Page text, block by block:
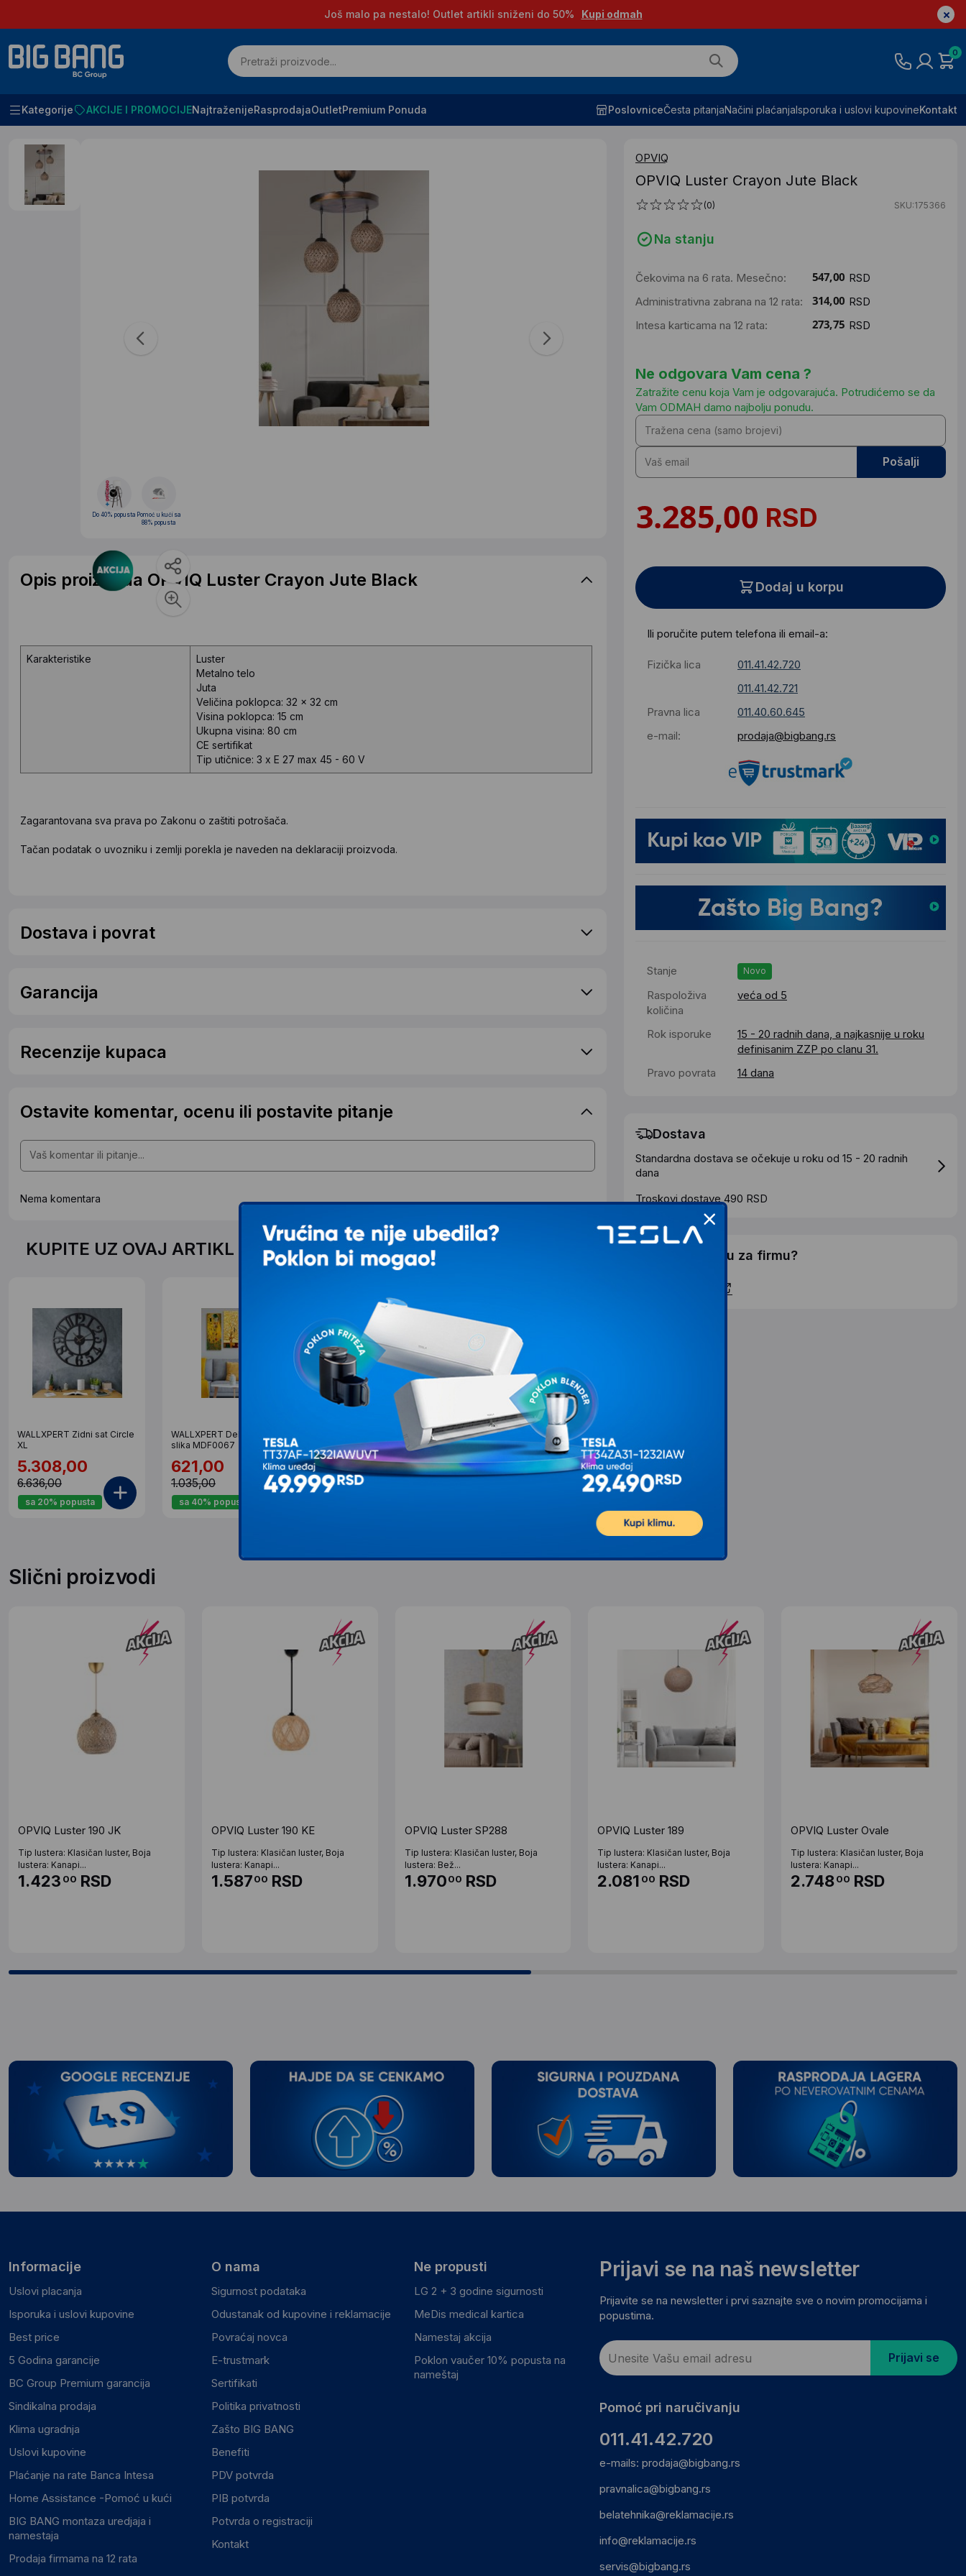
Još malo pa nestalo! Outlet artikli sniženi do 50% Kupi odmah
0
Kategorije AKCIJE I PROMOCIJENajtraženijeRasprodajaOutletPremium Ponuda PoslovniceČesta pitanjaNačini plaćanjaIsporuka i uslovi kupovineKontakt
Početna SVE ZA KUĆU I KANCELARIJU Lusteri
OPVIQ
OPVIQ Luster Crayon Jute Black
(0) SKU:175366
Na stanju
Čekovima na 6 rata. Mesečno:
RSD
Administrativna zabrana na 12 rata:
RSD
Intesa karticama na 12 rata:
RSD
Ne odgovara Vam cena ?
Zatražite cenu koja Vam je odgovarajuća. Potrudićemo se da
Vam ODMAH damo najbolju ponudu.
Pošalji
RSD
Dodaj u korpu
Ili poručite putem telefona ili email-a:
Fizička lica
011.41.42.720
011.41.42.721
Pravna lica
011.40.60.645
e-mail:
prodaja@bigbang.rs
Stanje Novo
Raspoloživa
količina
veća od 5
Rok isporuke
15 - 20 radnih dana, a najkasnije u roku
definisanim ZZP po clanu 31.
Pravo povrata
14 dana
Dostava
Standardna dostava se očekuje u roku od 15 - 20 radnih
dana
Troskovi dostave 490 RSD
Želite li ponudu za firmu?
Do 40% popusta Pomoć u kući sa
88% popusta
Opis proizvoda OPVIQ Luster Crayon Jute Black
Karakteristike
Luster
Metalno telo
Juta
Veličina poklopca: 32 x 32 cm
Visina poklopca: 15 cm
Ukupna visina: 80 cm
CE sertifikat
Tip utičnice: 3 x E 27 max 45 - 60 V
Zagarantovana sva prava po Zakonu o zaštiti potrošača.
Tačan podatak o uvozniku i zemlji porekla je naveden na deklaraciji proizvoda.
Dostava i povrat
Garancija
Recenzije kupaca
Ostavite komentar, ocenu ili postavite pitanje
Nema komentara
KUPITE UZ OVAJ ARTIKL PO SPECIJALNOJ CENI
WALLXPERT Zidni sat Circle
XL
5.308,00
6.636,00
sa 20% popusta
WALLXPERT Dekorativna
slika MDF0067
621,00
1.035,00
sa 40% popusta
OPVIQ Podna lampa AYD
2806
1.892,00
2.365,00
OPVIQ Podna lampa 115
1.897,00
2.372,00
Slični proizvodi
OPVIQ Luster 190 JK
Tip lustera: Klasičan luster, Boja
lustera: Kanapi...
1.423 00 RSD
OPVIQ Luster 190 KE
Tip lustera: Klasičan luster, Boja
lustera: Kanapi...
1.58700 RSD
OPVIQ Luster SP288
Tip lustera: Klasičan luster, Boja
lustera: Bež...
1.97000 RSD
OPVIQ Luster 189
Tip lustera: Klasičan luster, Boja
lustera: Kanapi...
2.081 00 RSD
OPVIQ Luster Ovale
Tip lustera: Klasičan luster, Boja
lustera: Kanapi...
2.74800 RSD
Informacije
Uslovi placanja
Isporuka i uslovi kupovine
Best price
5 Godina garancije
BC Group Premium garancija
Sindikalna prodaja
Klima ugradnja
Uslovi kupovine
Plaćanje na rate Banca Intesa
Home Assistance -Pomoć u kući
BIG BANG montaza uredjaja i
namestaja
Prodaja firmama na 12 rata
O nama
Sigurnost podataka
Odustanak od kupovine i reklamacije
Povraćaj novca
E-trustmark
Sertifikati
Politika privatnosti
Zašto BIG BANG
Benefiti
PDV potvrda
PIB potvrda
Potvrda o registraciji
Kontakt
Ne propusti
LG 2 + 3 godine sigurnosti
MeDis medical kartica
Namestaj akcija
Poklon vaučer 10% popusta na
nameštaj
Prijavi se na naš newsletter
Prijavite se na newsletter i prvi saznajte sve o novim promocijama i
popustima.
Prijavi se
Pomoć pri naručivanju
011.41.42.720
e-mails: prodaja@bigbang.rs
pravnalica@bigbang.rs
belatehnika@reklamacije.rs
info@reklamacije.rs
servis@bigbang.rs